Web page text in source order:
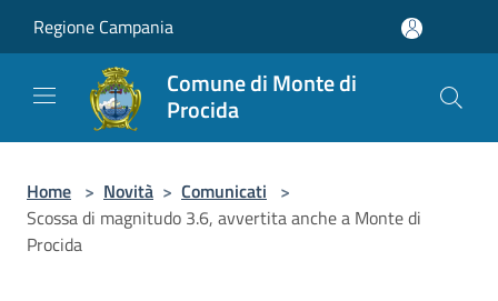
Regione Campania
Comune di Monte di
Procida
Home > Novità > Comunicati >
Scossa di magnitudo 3.6, avvertita anche a Monte di
Procida